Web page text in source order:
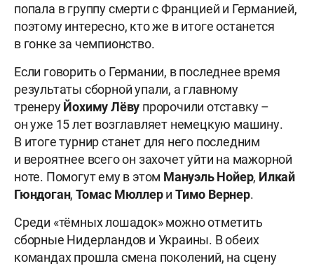
попала в группу смерти с Францией и Германией,
поэтому интересно, кто же в итоге останется
в гонке за чемпионство.
Если говорить о Германии, в последнее время
результаты сборной упали, а главному
тренеруЙохиму Лёву пророчили отставку –
он уже 15 лет возглавляет немецкую машину.
В итоге турнир станет для него последним
и вероятнее всего он захочет уйти на мажорной
ноте. Помогут ему в этом Мануэль Нойер, Илкай
Гюндоган,Томас МюллериТимо Вернер.
Среди «тёмных лошадок» можно отметить
сборные Нидерландов и Украины. В обеих
командах прошла смена поколений, на сцену